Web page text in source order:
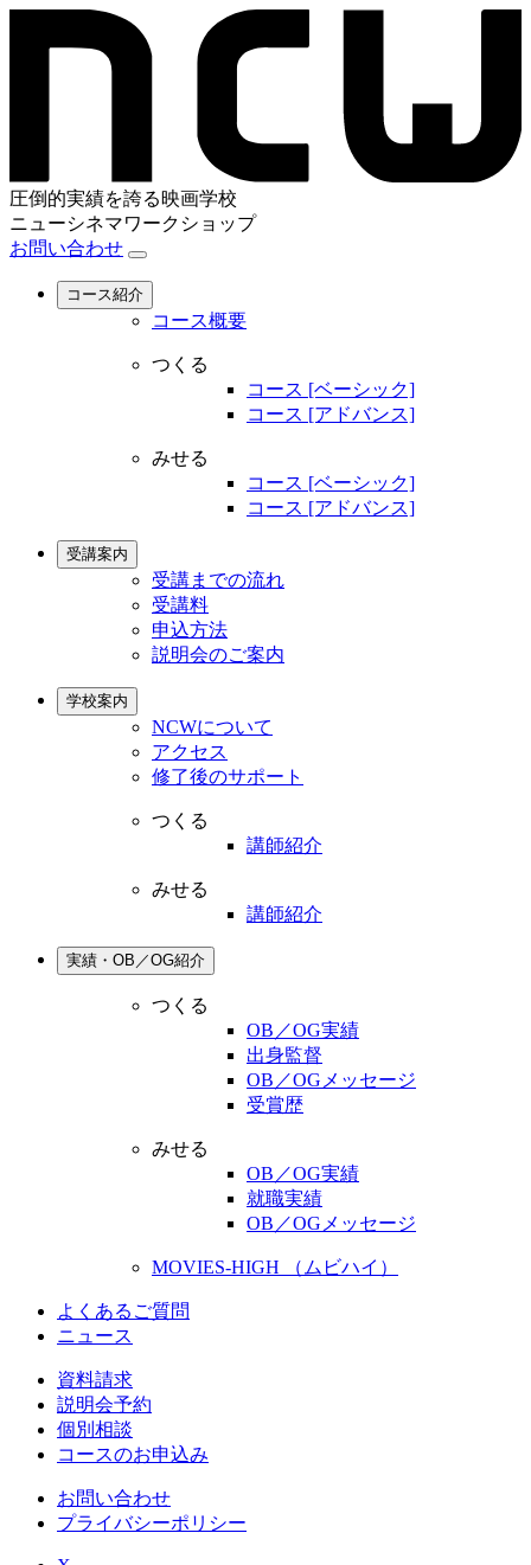
圧倒的実績を誇る映画学校
ニューシネマワークショップ
お問い合わせ
コース紹介
コース概要
つくる
コース [ベーシック]
コース [アドバンス]
みせる
コース [ベーシック]
コース [アドバンス]
受講案内
受講までの流れ
受講料
申込方法
説明会のご案内
学校案内
NCWについて
アクセス
修了後のサポート
つくる
講師紹介
みせる
講師紹介
実績・OB／OG紹介
つくる
OB／OG実績
出身監督
OB／OGメッセージ
受賞歴
みせる
OB／OG実績
就職実績
OB／OGメッセージ
MOVIES-HIGH （ムビハイ）
よくあるご質問
ニュース
資料請求
説明会予約
個別相談
コースのお申込み
お問い合わせ
プライバシーポリシー